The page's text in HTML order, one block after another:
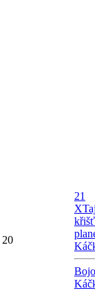
20
21
X